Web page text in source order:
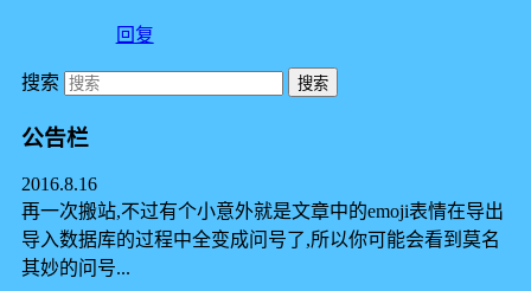
回复
搜索
公告栏
2016.8.16
再一次搬站,不过有个小意外就是文章中的emoji表情在导出
导入数据库的过程中全变成问号了,所以你可能会看到莫名
其妙的问号...